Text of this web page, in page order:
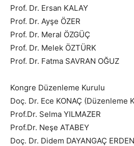
Prof. Dr. Ersan KALAY
Prof. Dr. Ayşe ÖZER
Prof. Dr. Meral ÖZGÜÇ
Prof. Dr. Melek ÖZTÜRK
Prof. Dr. Fatma SAVRAN OĞUZ
Kongre Düzenleme Kurulu
Doç. Dr. Ece KONAÇ (Düzenleme
Prof.Dr. Selma YILMAZER
Prof.Dr. Neşe ATABEY
Doç. Dr. Didem DAYANGAÇ ERDEN